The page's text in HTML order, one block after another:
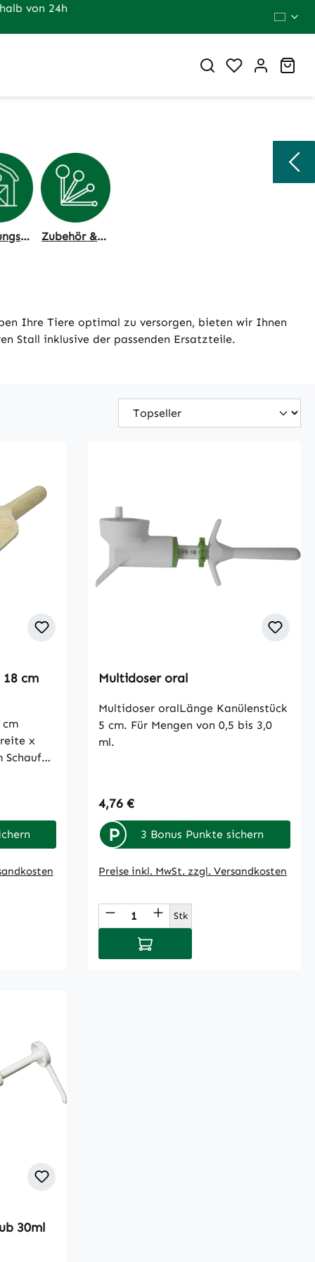
von 24h
Du hast 0
Fütterungstechnik, Stallhygiene Zubehör & Dosierung
Ihre Tiere optimal zu versorgen, bieten wir Ihnen
Stall inklusive der passenden Ersatzteile.
oder benutze die Schaltflächen um
18 cm
cm
x
x 5,5
den gewünschten Wert ein oder
Multidoser oral
Multidoser oralLänge Kanülenstück
5 cm. Für Mengen von 0,5 bis 3,0
ml.
Regulärer Preis:
4,76 €
P 3 Bonus Punkte sichern
Preise inkl. MwSt. zzgl. Versandkosten
Produkt Anzahl: Gib den
Stk
In den Warenkorb
30ml